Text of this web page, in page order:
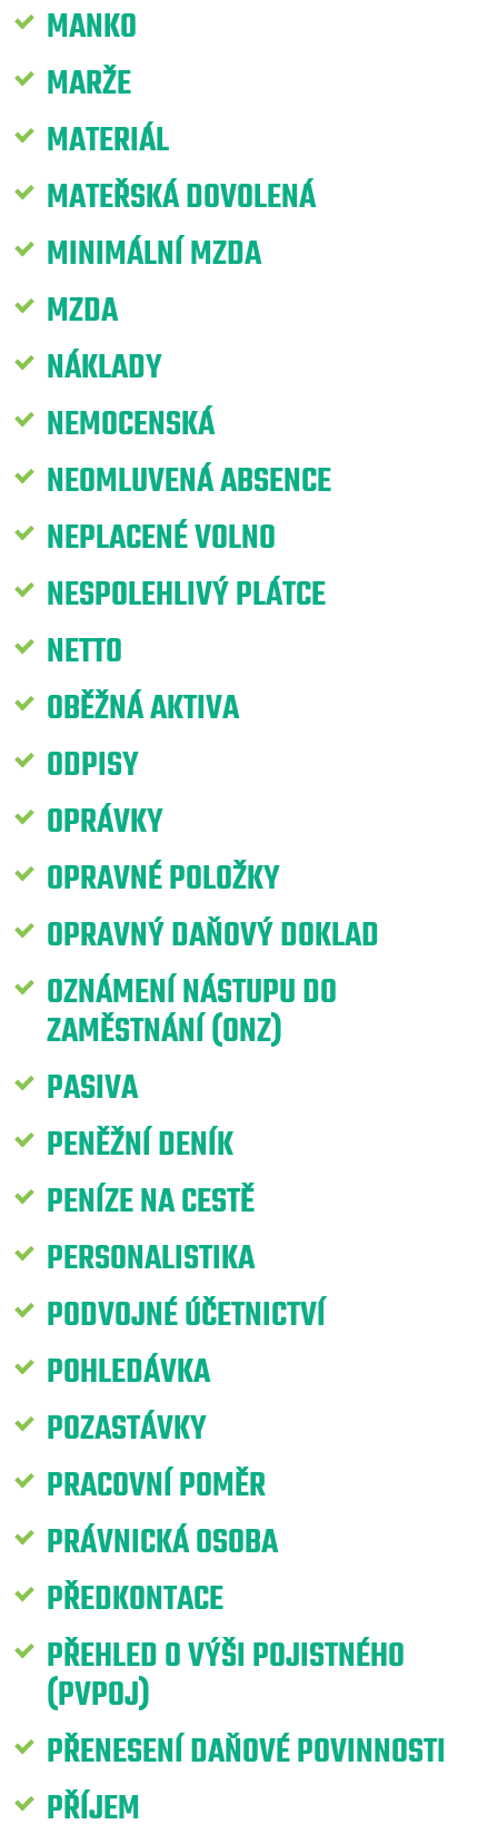
MANKO
MARŽE
MATERIÁL
MATEŘSKÁ DOVOLENÁ
MINIMÁLNÍ MZDA
MZDA
NÁKLADY
NEMOCENSKÁ
NEOMLUVENÁ ABSENCE
NEPLACENÉ VOLNO
NESPOLEHLIVÝ PLÁTCE
NETTO
OBĚŽNÁ AKTIVA
ODPISY
OPRÁVKY
OPRAVNÉ POLOŽKY
OPRAVNÝ DAŇOVÝ DOKLAD
OZNÁMENÍ NÁSTUPU DO
ZAMĚSTNÁNÍ (ONZ)
PASIVA
PENĚŽNÍ DENÍK
PENÍZE NA CESTĚ
PERSONALISTIKA
PODVOJNÉ ÚČETNICTVÍ
POHLEDÁVKA
POZASTÁVKY
PRACOVNÍ POMĚR
PRÁVNICKÁ OSOBA
PŘEDKONTACE
PŘEHLED O VÝŠI POJISTNÉHO
(PVPOJ)
PŘENESENÍ DAŇOVÉ POVINNOSTI
PŘÍJEM